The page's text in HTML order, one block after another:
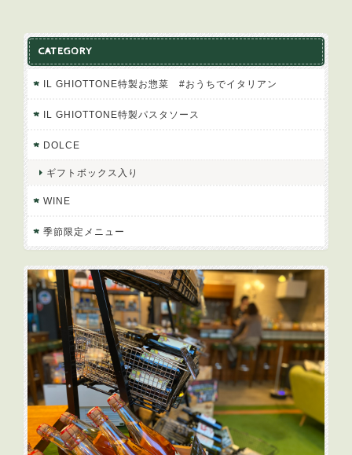
CATEGORY
IL GHIOTTONE特製お惣菜 #おうちでイタリアン
IL GHIOTTONE特製パスタソース
DOLCE
ギフトボックス入り
WINE
季節限定メニュー